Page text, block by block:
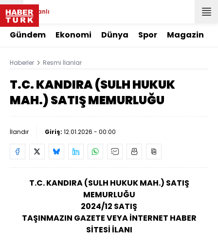
Canlı
Gündem Ekonomi Dünya Spor Magazin
Haberler Resmi İlanlar
T.C. KANDIRA (SULH HUKUK
MAH.) SATIŞ MEMURLUĞU
İlandır Giriş: 12.01.2026 - 00:00
T.C.KANDIRA(SULH HUKUK MAH.) SATIŞ
MEMURLUĞU
2024/12 SATIŞ
TAŞINMAZIN GAZETE VEYA İNTERNET HABER
SİTESİ İLANI